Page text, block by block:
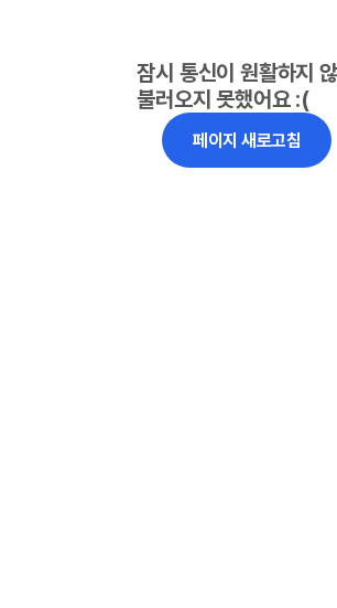
잠시 통신이 원활하지
불러오지 못했어요 :(
페이지 새로고침